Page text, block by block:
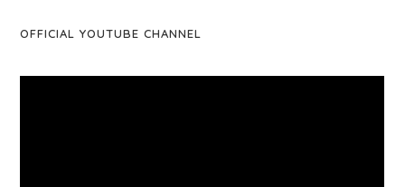
OFFICIAL YOUTUBE CHANNEL